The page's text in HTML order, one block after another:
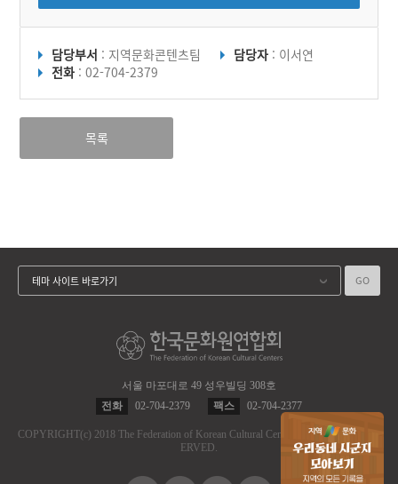
담당부서 : 지역문화콘텐츠팀 담당자 : 이서연
전화 : 02-704-2379
목록
서울 마포대로 49 성우빌딩 308호
전화
02-704-2379 팩스 02-704-2377
COPYRIGHT(c) 2018 The Federation of Korean Cultural Centers.
ALL RIGHT RES
ERVED.
테마 사이트 바로가기 GO